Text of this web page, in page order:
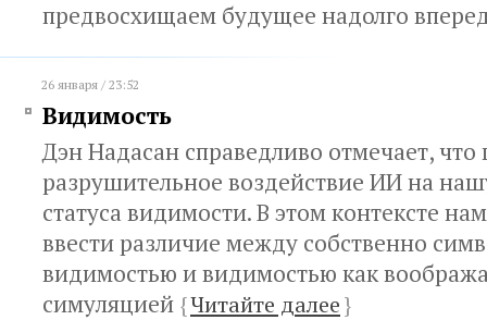
предвосхищаем будущее надолго
26 января / 23:52
Видимость
Дэн Надасан справедливо отмечает, что
разрушительное воздействие ИИ на
статуса видимости. В этом контексте
ввести различие между собственно
видимостью и видимостью как
симуляцией {Читайте далее}